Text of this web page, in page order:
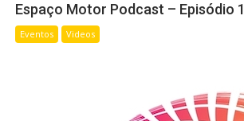
Espaço Motor Podcast – Episódio 1
Eventos Videos